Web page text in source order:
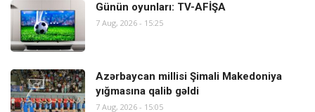
Günün oyunları: TV-AFİŞA
7 Aug, 2026 - 15:25
Azərbaycan millisi Şimali Makedoniya
yığmasına qalib gəldi
7 Aug, 2026 - 15:05